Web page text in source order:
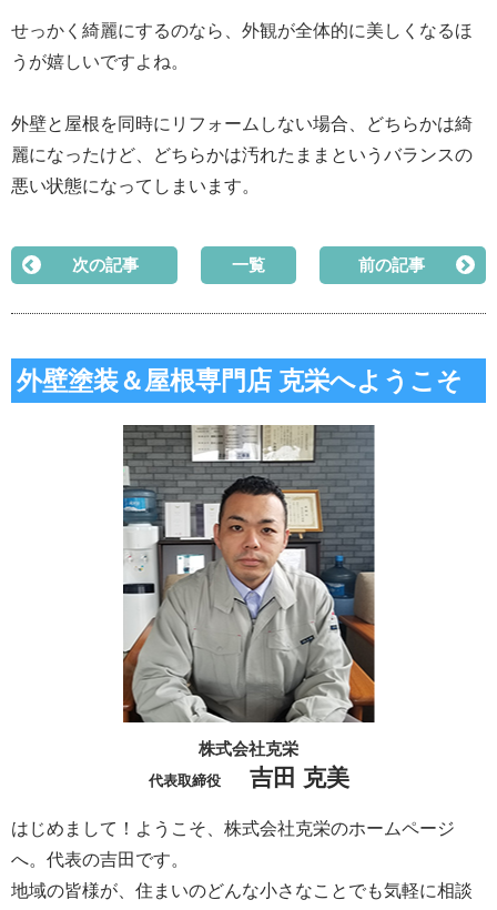
せっかく綺麗にするのなら、外観が全体的に美しくなるほ
うが嬉しいですよね。
外壁と屋根を同時にリフォームしない場合、どちらかは綺
麗になったけど、どちらかは汚れたままというバランスの
悪い状態になってしまいます。
次の記事 一覧 前の記事
外壁塗装＆屋根専門店 克栄へようこそ
株式会社克栄
代表取締役 吉田 克美
はじめまして！ようこそ、株式会社克栄のホームページ
へ。代表の吉田です。
地域の皆様が、住まいのどんな小さなことでも気軽に相談